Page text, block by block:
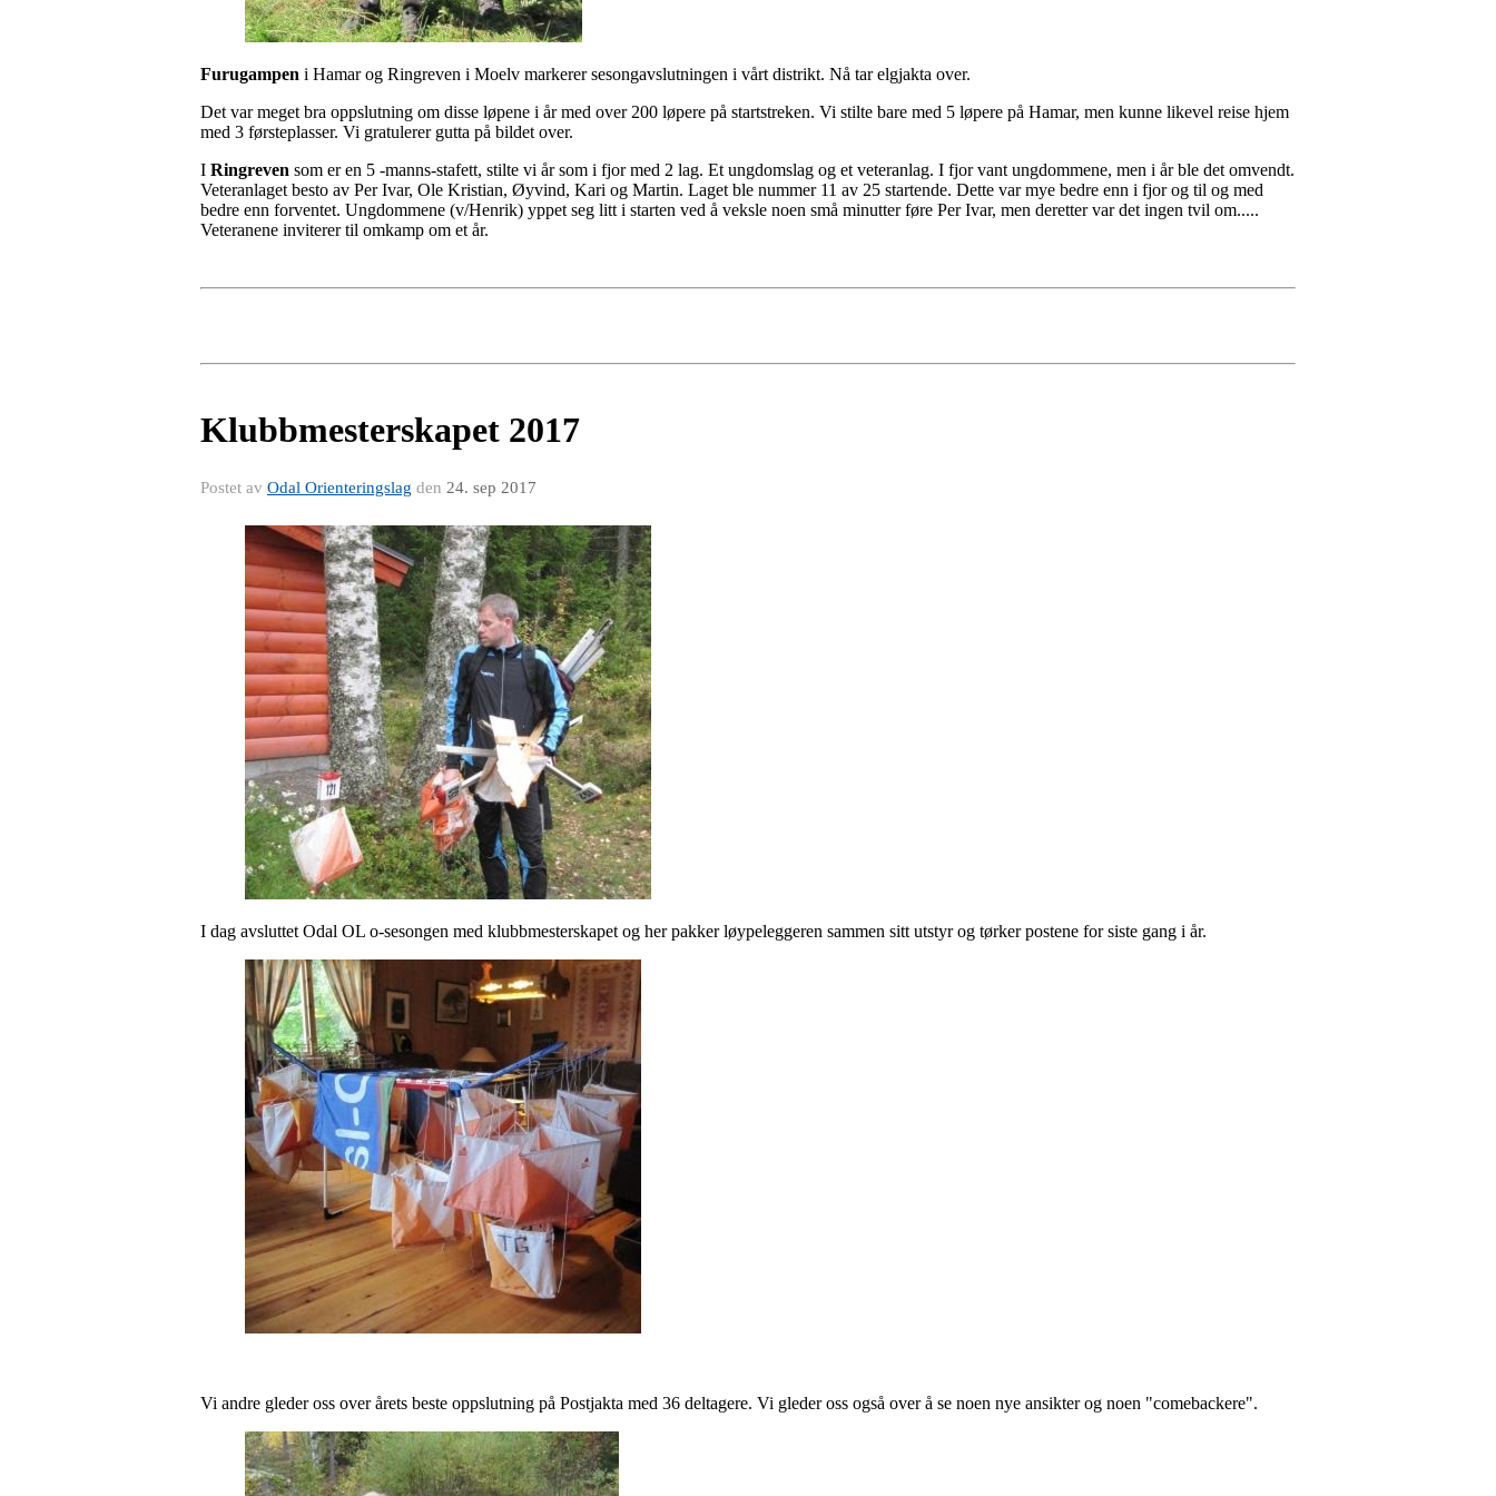
Furugampen i Hamar og Ringreven i Moelv markerer sesongavslutningen i vårt distrikt. Nå tar elgjakta over.
Det var meget bra oppslutning om disse løpene i år med over 200 løpere på startstreken. Vi stilte bare med 5 løpere på Hamar, men kunne likevel reise hjem
med 3 førsteplasser. Vi gratulerer gutta på bildet over.
I Ringreven som er en 5 -manns-stafett, stilte vi år som i fjor med 2 lag. Et ungdomslag og et veteranlag. I fjor vant ungdommene, men i år ble det omvendt.
Veteranlaget besto av Per Ivar, Ole Kristian, Øyvind, Kari og Martin. Laget ble nummer 11 av 25 startende. Dette var mye bedre enn i fjor og til og med
bedre enn forventet. Ungdommene (v/Henrik) yppet seg litt i starten ved å veksle noen små minutter føre Per Ivar, men deretter var det ingen tvil om.....
Veteranene inviterer til omkamp om et år.
Klubbmesterskapet 2017
Postet av Odal Orienteringslag den 24. sep 2017
I dag avsluttet Odal OL o-sesongen med klubbmesterskapet og her pakker løypeleggeren sammen sitt utstyr og tørker postene for siste gang i år.
Vi andre gleder oss over årets beste oppslutning på Postjakta med 36 deltagere. Vi gleder oss også over å se noen nye ansikter og noen "comebackere".